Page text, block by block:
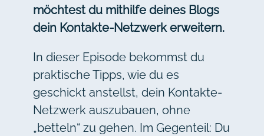
möchtest du mithilfe deines Blogs
dein Kontakte-Netzwerk erweitern.
In dieser Episode bekommst du
praktische Tipps, wie du es
geschickt anstellst, dein Kontakte-
Netzwerk auszubauen, ohne
„betteln“ zu gehen. Im Gegenteil: Du